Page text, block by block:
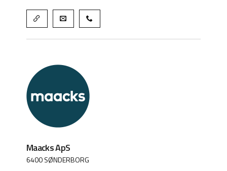
Maacks ApS
6400 SØNDERBORG